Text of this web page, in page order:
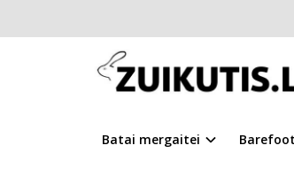
Batai mergaitei
Pagrindinis D.D.Step batai
MĖLYNI
Į